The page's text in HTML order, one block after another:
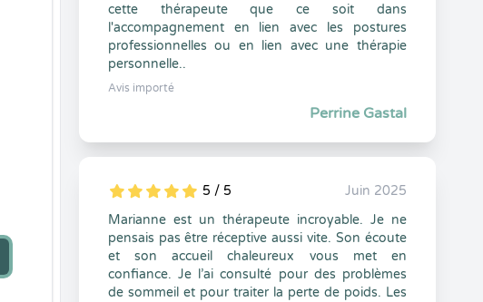
cette thérapeute que ce soit dans
l'accompagnement en lien avec les postures
professionnelles ou en lien avec une thérapie
personnelle..
Avis importé
Perrine Gastal
5
1
5
0 5 / 5
Juin 2025
Marianne est un thérapeute incroyable. Je ne
pensais pas être réceptive aussi vite. Son écoute
et son accueil chaleureux vous met en
confiance. Je l’ai consulté pour des problèmes
de sommeil et pour traiter la perte de poids. Les